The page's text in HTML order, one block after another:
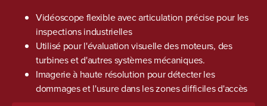
Vidéoscope flexible avec articulation précise pour les
inspections industrielles
Utilisé pour l'évaluation visuelle des moteurs, des
turbines et d'autres systèmes mécaniques.
Imagerie à haute résolution pour détecter les
dommages et l'usure dans les zones difficiles d'accès